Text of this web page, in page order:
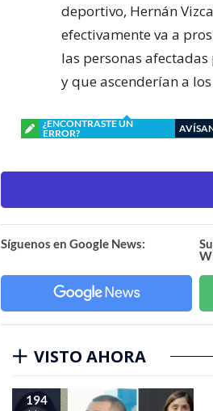
deportivo, Hernán
efectivamente va a
las personas
y que ascenderían a
¿ENCONTRASTE UN
ERROR?
Síguenos en Google News:
VISTO AHORA
194